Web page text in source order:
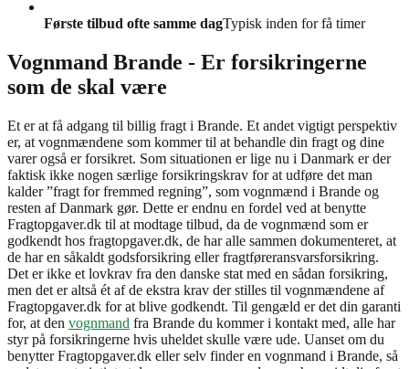
Første tilbud ofte samme dagTypisk inden for få timer
Vognmand Brande - Er forsikringerne
som de skal være
Et er at få adgang til billig fragt i Brande. Et andet vigtigt perspektiv
er, at vognmændene som kommer til at behandle din fragt og dine
varer også er forsikret. Som situationen er lige nu i Danmark er der
faktisk ikke nogen særlige forsikringskrav for at udføre det man
kalder ”fragt for fremmed regning”, som vognmænd i Brande og
resten af Danmark gør. Dette er endnu en fordel ved at benytte
Fragtopgaver.dk til at modtage tilbud, da de vognmænd som er
godkendt hos fragtopgaver.dk, de har alle sammen dokumenteret, at
de har en såkaldt godsforsikring eller fragtføreransvarsforsikring.
Det er ikke et lovkrav fra den danske stat med en sådan forsikring,
men det er altså ét af de ekstra krav der stilles til vognmændene af
Fragtopgaver.dk for at blive godkendt. Til gengæld er det din garanti
for, at den vognmand fra Brande du kommer i kontakt med, alle har
styr på forsikringerne hvis uheldet skulle være ude. Uanset om du
benytter Fragtopgaver.dk eller selv finder en vognmand i Brande, så